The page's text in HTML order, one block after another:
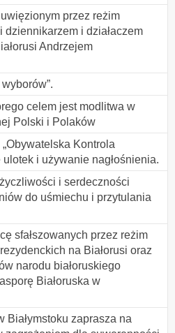
przez reżim
i działaczem
Andrzejem
celem jest modlitwa w
Polski i Polaków
Kontrola
i używanie nagłośnienia.
i serdeczności
do uśmiechu i przytulania
sfałszowanych przez reżim
na Białorusi oraz
narodu białoruskiego
Białoruska w
Białymstoku zaprasza na